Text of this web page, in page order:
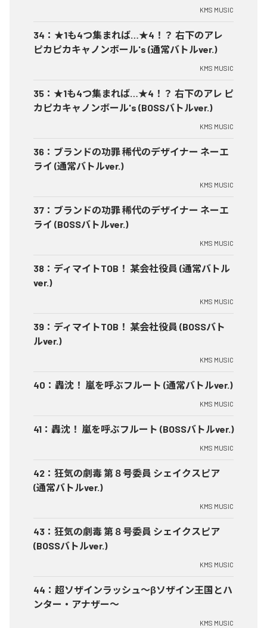
KMS MUSIC
34 ： ★1も4つ集まれば…★4！？ 右下のアレ
ピカピカキャノンボール's (通常バトルver.)
KMS MUSIC
35 ： ★1も4つ集まれば…★4！？ 右下のアレ ピ
カピカキャノンボール's (BOSSバトルver.)
KMS MUSIC
36 ： ブランドの功罪 稀代のデザイナー ネーエ
ライ (通常バトルver.)
KMS MUSIC
37 ： ブランドの功罪 稀代のデザイナー ネーエ
ライ (BOSSバトルver.)
KMS MUSIC
38 ： ディマイトTOB！ 某会社役員 (通常バトル
ver.)
KMS MUSIC
39 ： ディマイトTOB！ 某会社役員 (BOSSバト
ルver.)
KMS MUSIC
40 ： 轟沈！ 嵐を呼ぶフルート (通常バトルver.)
KMS MUSIC
41 ： 轟沈！ 嵐を呼ぶフルート (BOSSバトルver.)
KMS MUSIC
42 ： 狂気の劇毒 第８号委員 シェイクスピア
(通常バトルver.)
KMS MUSIC
43 ： 狂気の劇毒 第８号委員 シェイクスピア
(BOSSバトルver.)
KMS MUSIC
44 ： 超ソザインラッシュ～βソザイン王国とハ
ンター・アナザー～
KMS MUSIC